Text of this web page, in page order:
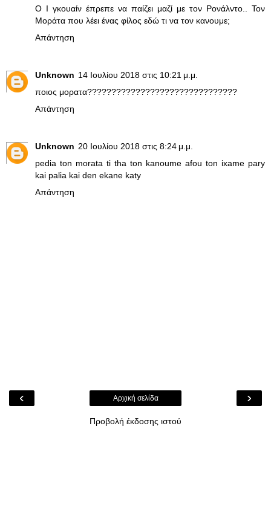
Ο Ι γκουαίν έπρεπε να παίζει μαζί με τον Ρονάλντο.. Τον
Μοράτα που λέει ένας φίλος εδώ τι να τον κανουμε;
Απάντηση
Unknown 14 Ιουλίου 2018 στις 10:21 μ.μ.
ποιος μορατα???????????????????????????????
Απάντηση
Unknown 20 Ιουλίου 2018 στις 8:24 μ.μ.
pedia ton morata ti tha ton kanoume afou ton ixame pary
kai palia kai den ekane katy
Απάντηση
‹ ›
Αρχική σελίδα
Προβολή έκδοσης ιστού